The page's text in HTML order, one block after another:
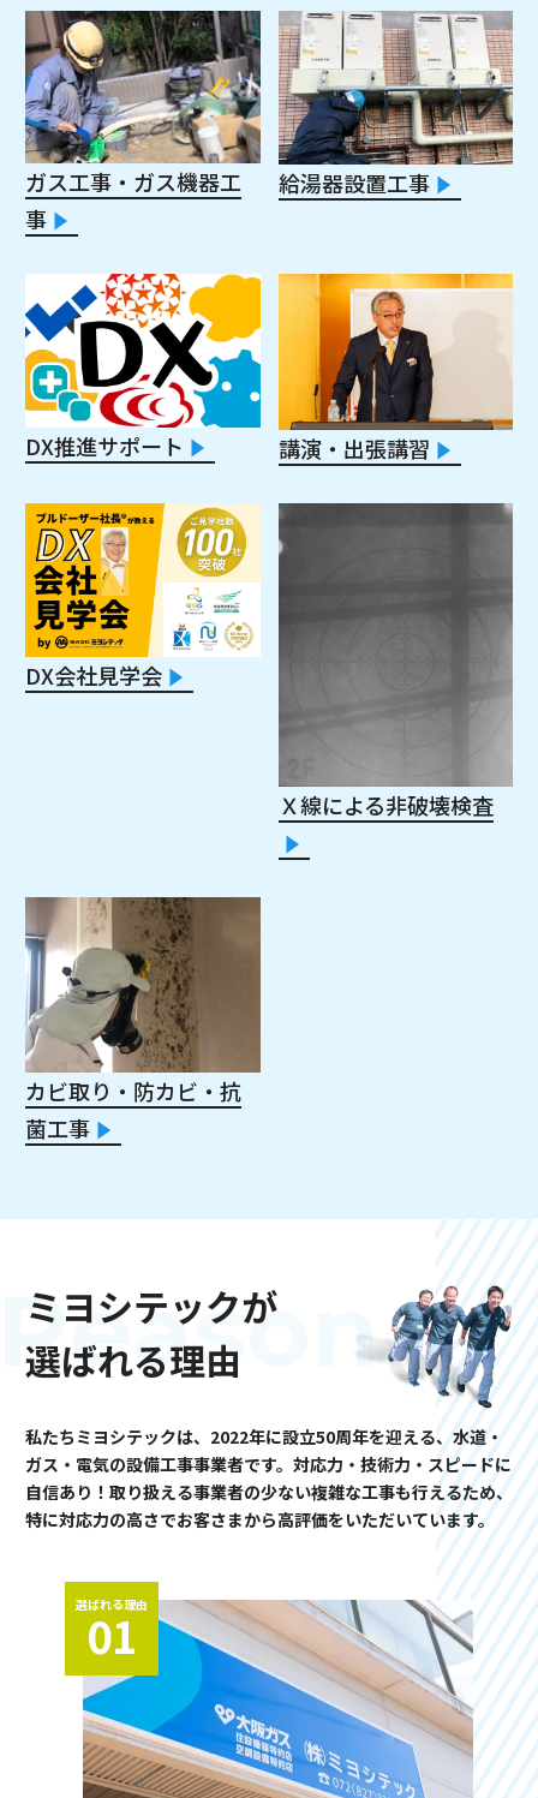
ガス工事・ガス機器工
事
給湯器設置工事
DX推進サポート 講演・出張講習
DX会社見学会
Ｘ線による非破壊検査
カビ取り・防カビ・抗
菌工事
ミヨシテックが
選ばれる理由
私たちミヨシテックは、2022年に設立50周年を迎える、水道・
ガス・電気の設備工事事業者です。対応力・技術力・スピードに
自信あり！取り扱える事業者の少ない複雑な工事も行えるため、
特に対応力の高さでお客さまから高評価をいただいています。
選ばれる理由
01